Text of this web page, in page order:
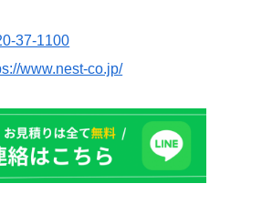
37-1100
www.nest-co.jp/